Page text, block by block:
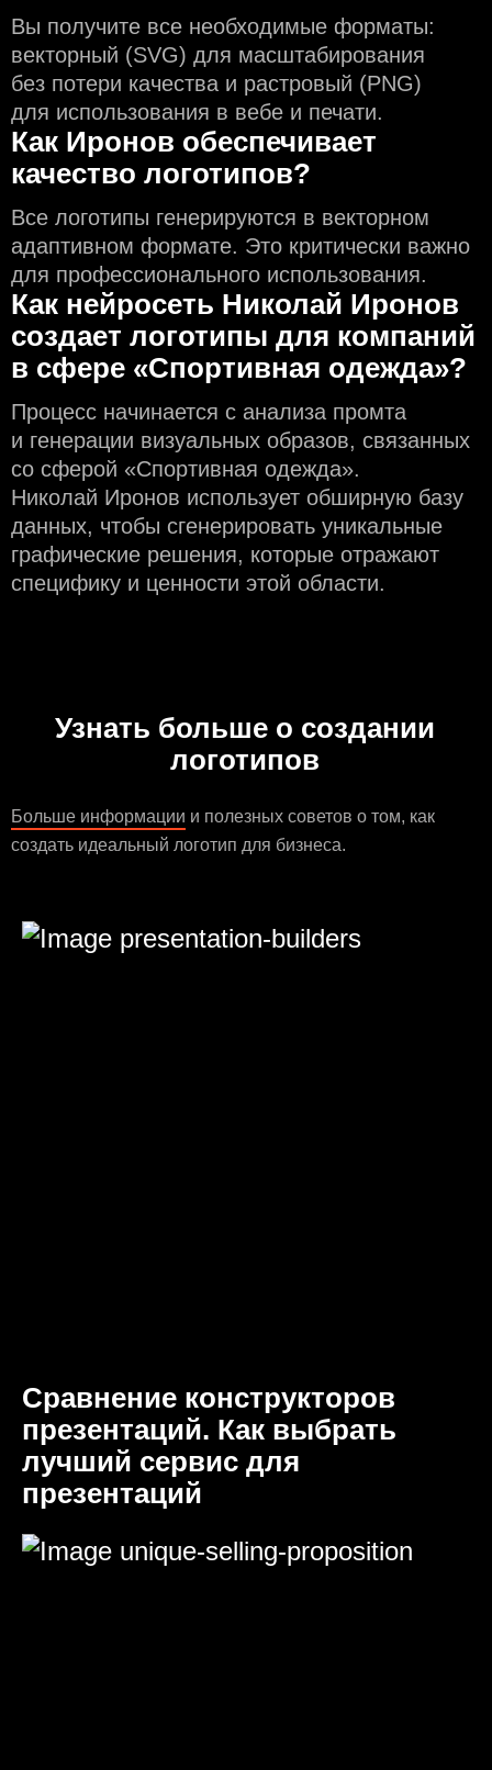
Вы получите все необходимые форматы:
векторный (SVG) для масштабирования
без потери качества и растровый (PNG)
для использования в вебе и печати.
Как Иронов обеспечивает
качество логотипов?
Все логотипы генерируются в векторном
адаптивном формате. Это критически важно
для профессионального использования.
Как нейросеть Николай Иронов
создаeт логотипы для компаний
в сфере «Спортивная одежда»?
Процесс начинается с анализа промта
и генерации визуальных образов, связанных
со сферой «Спортивная одежда».
Николай Иронов использует обширную базу
данных, чтобы сгенерировать уникальные
графические решения, которые отражают
специфику и ценности этой области.
Узнать больше о создании
логотипов
Больше информации и полезных советов о том, как
создать идеальный логотип для бизнеса.
Сравнение конструкторов
презентаций. Как выбрать
лучший сервис для
презентаций